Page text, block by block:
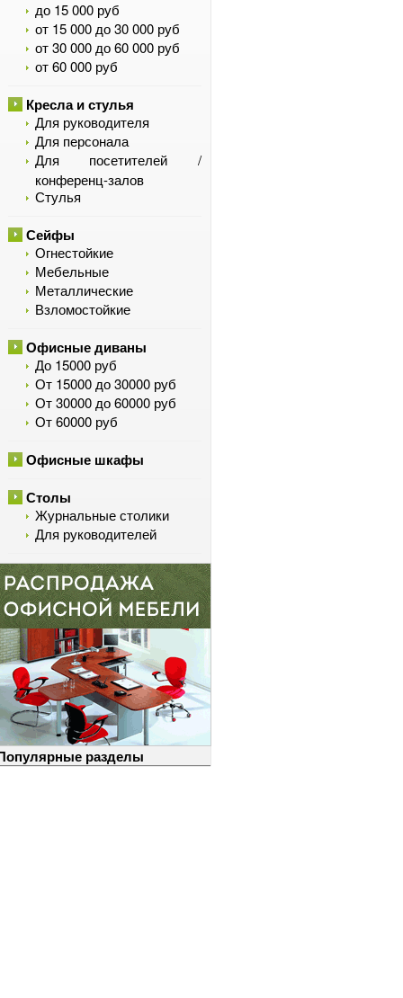
до 15 000 руб
от 15 000 до 30 000 руб
от 30 000 до 60 000 руб
от 60 000 руб
Кресла и стулья
Для руководителя
Для персонала
Для посетителей /
конференц-залов
Стулья
Сейфы
Огнестойкие
Мебельные
Металлические
Взломостойкие
Офисные диваны
До 15000 руб
От 15000 до 30000 руб
От 30000 до 60000 руб
От 60000 руб
Офисные шкафы
Столы
Журнальные столики
Для руководителей
разделы